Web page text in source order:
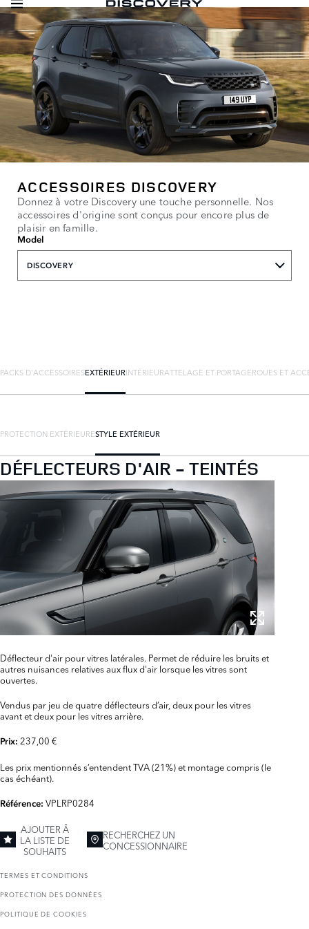
ACCESSOIRES DISCOVERY
Donnez à votre Discovery une touche personnelle. Nos
accessoires d'origine sont conçus pour encore plus de
plaisir en famille.
Model
DISCOVERY
PACKS D'ACCESSOIRESEXTÉRIEURINTÉRIEURATTELAGE ET PORTAGEROUES ET
PROTECTION EXTÉRIEURESTYLE EXTÉRIEUR
DÉFLECTEURS D'AIR - TEINTÉS
Déflecteur d'air pour vitres latérales. Permet de réduire les bruits et
autres nuisances relatives aux flux d'air lorsque les vitres sont
ouvertes.
Vendus par jeu de quatre déflecteurs d’air, deux pour les vitres
avant et deux pour les vitres arrière.
Prix: 237,00 €
Les prix mentionnés s’entendent TVA (21%) et montage compris (le
cas échéant).
Référence: VPLRP0284
AJOUTER Â
LA LISTE DE
SOUHAITS
RECHERCHEZ UN
CONCESSIONNAIRE
TERMES ET CONDITIONS
PROTECTION DES DONNÉES
POLITIQUE DE COOKIES